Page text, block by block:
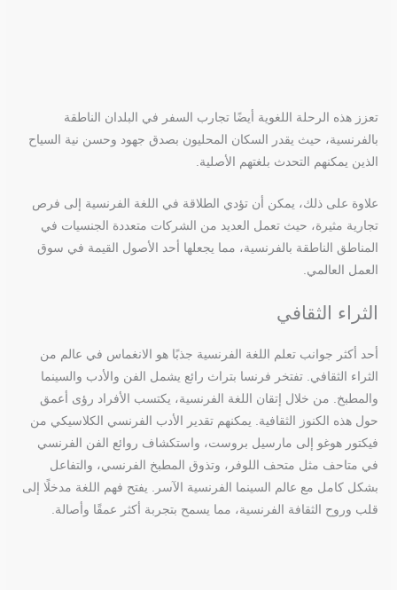
تعزز هذه الرحلة اللغوية أيضًا تجارب السفر في البلدان الناطقة
بالفرنسية، حيث يقدر السكان المحليون بصدق جهود وحسن نية السياح
الذين يمكنهم التحدث بلغتهم الأصلية.
علاوة على ذلك، يمكن أن تؤدي الطلاقة في اللغة الفرنسية إلى فرص
تجارية مثيرة، حيث تعمل العديد من الشركات متعددة الجنسيات في
المناطق الناطقة بالفرنسية، مما يجعلها أحد الأصول القيمة في سوق
العمل العالمي.
الثراء الثقافي
أحد أكثر جوانب تعلم اللغة الفرنسية جذبًا هو الانغماس في عالم من
الثراء الثقافي. تفتخر فرنسا بتراث رائع يشمل الفن والأدب والسينما
والمطبخ. من خلال إتقان اللغة الفرنسية، يكتسب الأفراد رؤى أعمق
حول هذه الكنوز الثقافية. يمكنهم تقدير الأدب الفرنسي الكلاسيكي من
فيكتور هوغو إلى مارسيل بروست، واستكشاف روائع الفن الفرنسي
في متاحف مثل متحف اللوفر، وتذوق المطبخ الفرنسي، والتفاعل
بشكل كامل مع عالم السينما الفرنسية الآسر. يفتح فهم اللغة مدخلًا إلى
قلب وروح الثقافة الفرنسية، مما يسمح بتجربة أكثر عمقًا وأصالة.